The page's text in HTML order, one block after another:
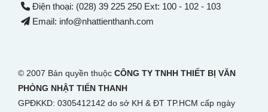
Điện thoại: (028) 39 225 250 Ext: 100 - 102 - 103
Email: info@nhattienthanh.com
© 2007 Bản quyền thuộc CÔNG TY TNHH THIẾT BỊ VĂN
PHÒNG NHẬT TIẾN THANH
GPĐKKD: 0305412142 do sở KH & ĐT TP.HCM cấp ngày